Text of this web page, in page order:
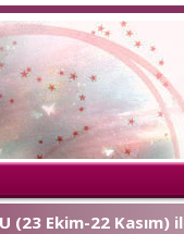
(23 Ekim-22